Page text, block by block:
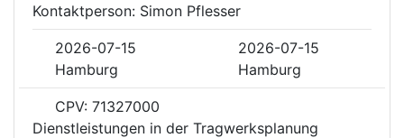
Kontaktperson: Simon Pflesser
2026-07-15
2026-07-15
Hamburg
Hamburg
CPV: 71327000
Dienstleistungen in der Tragwerksplanung